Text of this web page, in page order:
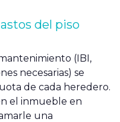
del piso
(IBI,
necesarias) se
de cada heredero.
el inmueble en
una